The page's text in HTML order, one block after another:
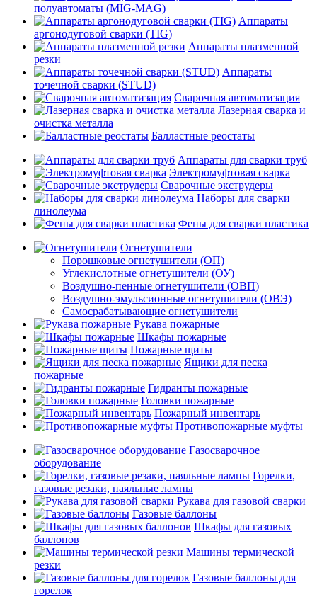
полуавтоматы (MIG-MAG)
Аппараты
аргонодуговой сварки (TIG)
Аппараты плазменной
резки
Аппараты
точечной сварки (STUD)
Сварочная автоматизация
Лазерная сварка и
очистка металла
Балластные реостаты
Аппараты для сварки труб
Электромуфтовая сварка
Сварочные экструдеры
Наборы для сварки
линолеума
Фены для сварки пластика
Огнетушители
Порошковые огнетушители (ОП)
Углекислотные огнетушители (ОУ)
Воздушно-пенные огнетушители (ОВП)
Воздушно-эмульсионные огнетушители (ОВЭ)
Самосрабатывающие огнетушители
Рукава пожарные
Шкафы пожарные
Пожарные щиты
Ящики для песка
пожарные
Гидранты пожарные
Головки пожарные
Пожарный инвентарь
Противопожарные муфты
Газосварочное
оборудование
Горелки,
газовые резаки, паяльные лампы
Рукава для газовой сварки
Газовые баллоны
Шкафы для газовых
баллонов
Машины термической
резки
Газовые баллоны для
горелок